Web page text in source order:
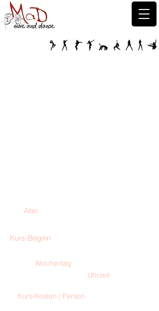
Alter
Kurs-Beginn
Wochentag
Uhrzeit
Kurs-Kosten / Person